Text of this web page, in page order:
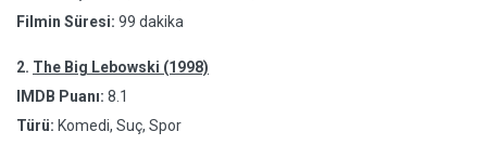
Filmin Süresi: 99 dakika
2. The Big Lebowski (1998)
IMDB Puanı: 8.1
Türü: Komedi, Suç, Spor